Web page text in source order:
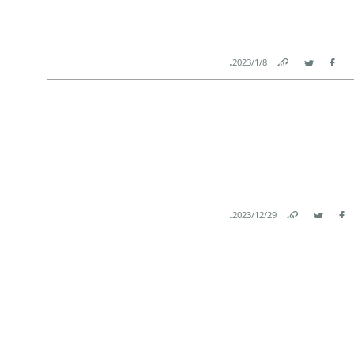
Facebook
Twitter
Link
8‏/1‏/2023
.
Facebook
Twitter
Link
29‏/12‏/2023
.